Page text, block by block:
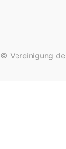
© Vereinigung